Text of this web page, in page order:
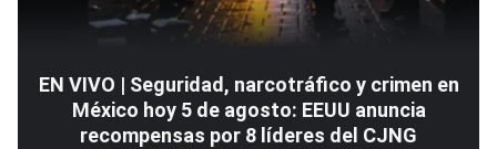
EN VIVO | Seguridad, narcotráfico y crimen en
México hoy 5 de agosto: EEUU anuncia
recompensas por 8 líderes del CJNG